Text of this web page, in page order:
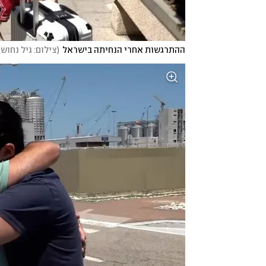
ההתרגשות אחרי הנחיתה בישראל (צילום: גיל